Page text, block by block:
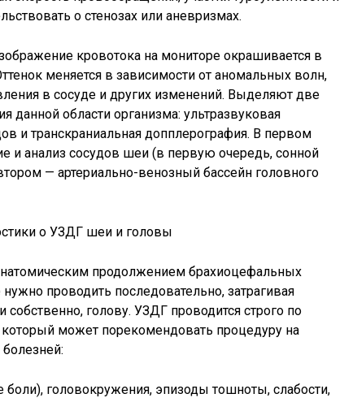
о стенозах или аневризмах.
кровотока на мониторе окрашивается в
меняется в зависимости от аномальных волн,
в сосуде и других изменений. Выделяют две
данной области организма: ультразвуковая
и транскраниальная допплерография. В первом
и анализ сосудов шеи (в первую очередь, сонной
— артериально-венозный бассейн головного
продолжением брахиоцефальных
проводить последовательно, затрагивая
собственно, голову. УЗДГ проводится строго по
может порекомендовать процедуру на
головокружения, эпизоды тошноты, слабости,